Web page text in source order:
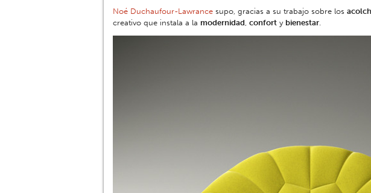
Noé Duchaufour-Lawrance supo, gracias a su trabajo sobre los
creativo que instala a la modernidad, confort y bienestar.